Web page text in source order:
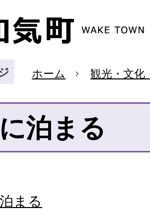
ホーム 観光・文化
泊まる
まる